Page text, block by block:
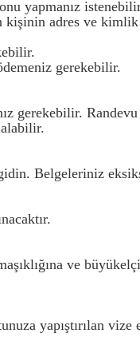
yapmanız
kişinin adres ve
gerekebilir.
gerekebilir.
Belgeleriniz
ve
yapıştırılan